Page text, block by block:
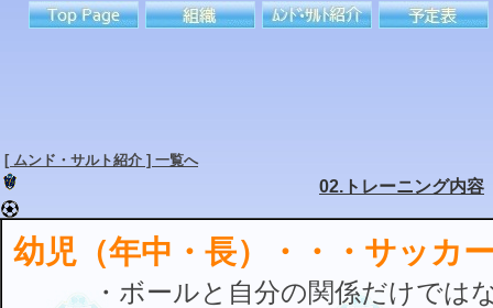
[ ムンド・サルト紹介 ] 一覧へ
02.トレーニング内容
幼児（年中・長）・・・サッカ
・ボールと自分の関係だけではな